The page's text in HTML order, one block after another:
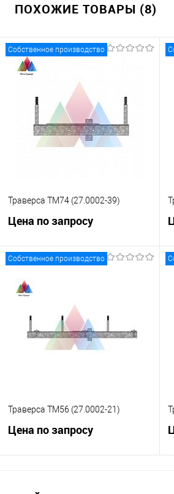
ПОХОЖИЕ ТОВАРЫ (8)
Собственное производство
Траверса ТМ74 (27.0002-39)
Цена по запросу
Запросить цену
Купить в 1 клик
В избранное
Под заказ
Собственное производство
Траверса ТМ56 (27.0002-21)
Цена по запросу